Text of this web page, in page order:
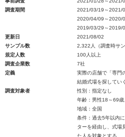
調査期間
2021/03/19～2021/
2020/04/09～2020/
2019/03/29～2019/
更新日
2021/08/02
サンプル数
2,322人（調査時サ
規定人数
100人以上
調査企業数
7社
定義
実際の店舗で「専門
結婚式場を探してい
調査対象者
性別：指定なし
年齢：男性18～69
地域：全国
条件：過去5年以内
ターを経由し、式場
た人を対象とする